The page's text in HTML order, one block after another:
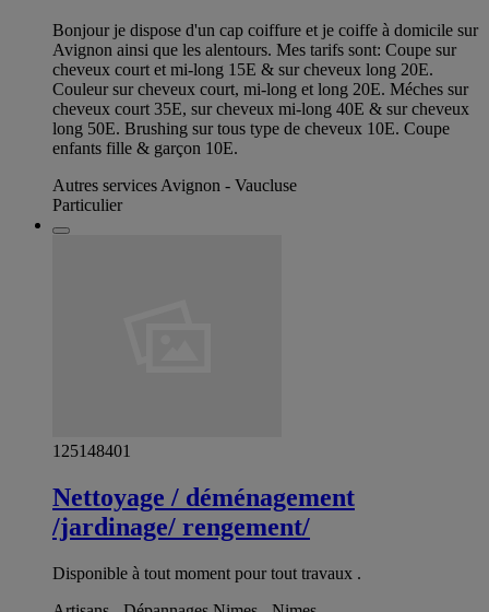
Bonjour je dispose d'un cap coiffure et je coiffe à domicile sur
Avignon ainsi que les alentours. Mes tarifs sont: Coupe sur
cheveux court et mi-long 15E & sur cheveux long 20E.
Couleur sur cheveux court, mi-long et long 20E. Méches sur
cheveux court 35E, sur cheveux mi-long 40E & sur cheveux
long 50E. Brushing sur tous type de cheveux 10E. Coupe
enfants fille & garçon 10E.
Autres services Avignon - Vaucluse
Particulier
125148401
Nettoyage / déménagement
/jardinage/ rengement/
Disponible à tout moment pour tout travaux .